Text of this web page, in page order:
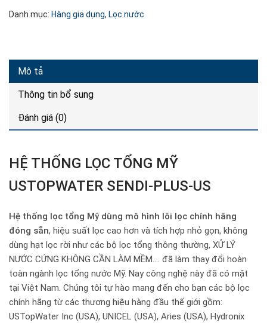
Danh mục: Hàng gia dụng, Lọc nước
Mô tả
Thông tin bổ sung
Đánh giá (0)
HỆ THỐNG LỌC TỔNG MỸ
USTOPWATER SENDI-PLUS-US
Hệ thống lọc tổng Mỹ dùng mô hình lõi lọc chính hãng
đóng sẵn, hiệu suất lọc cao hơn và tích hợp nhỏ gọn, không
dùng hạt lọc rời như các bộ lọc tổng thông thường, XỬ LÝ
NƯỚC CỨNG KHÔNG CẦN LÀM MỀM…. đã làm thay đổi hoàn
toàn ngành lọc tổng nước Mỹ. Nay công nghệ này đã có mặt
tại Việt Nam. Chúng tôi tự hào mang đến cho bạn các bộ lọc
chính hãng từ các thương hiệu hàng đầu thế giới gồm:
USTopWater Inc (USA), UNICEL (USA), Aries (USA), Hydronix